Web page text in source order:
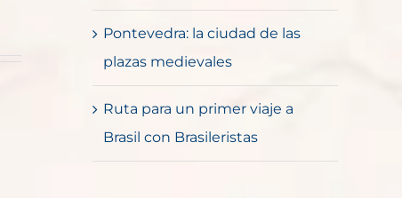
Pontevedra: la ciudad de las
plazas medievales
Ruta para un primer viaje a
Brasil con Brasileristas